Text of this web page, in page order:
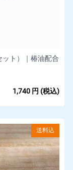
ト）｜椿油配合
1,740 円 (税込)
送料込